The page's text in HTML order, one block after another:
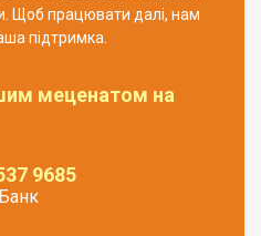
Щоб працювати далі, нам
підтримка.
меценатом на
9685